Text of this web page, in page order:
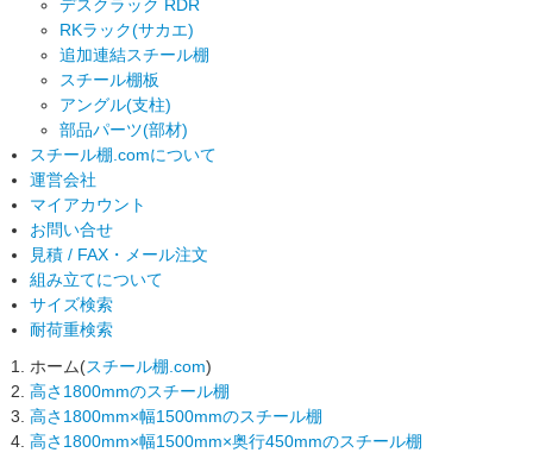
デスクラック RDR
RKラック(サカエ)
追加連結スチール棚
スチール棚板
アングル(支柱)
部品パーツ(部材)
スチール棚.comについて
運営会社
マイアカウント
お問い合せ
見積 / FAX・メール注文
組み立てについて
サイズ検索
耐荷重検索
ホーム(スチール棚.com)
高さ1800mmのスチール棚
高さ1800mm×幅1500mmのスチール棚
高さ1800mm×幅1500mm×奥行450mmのスチール棚